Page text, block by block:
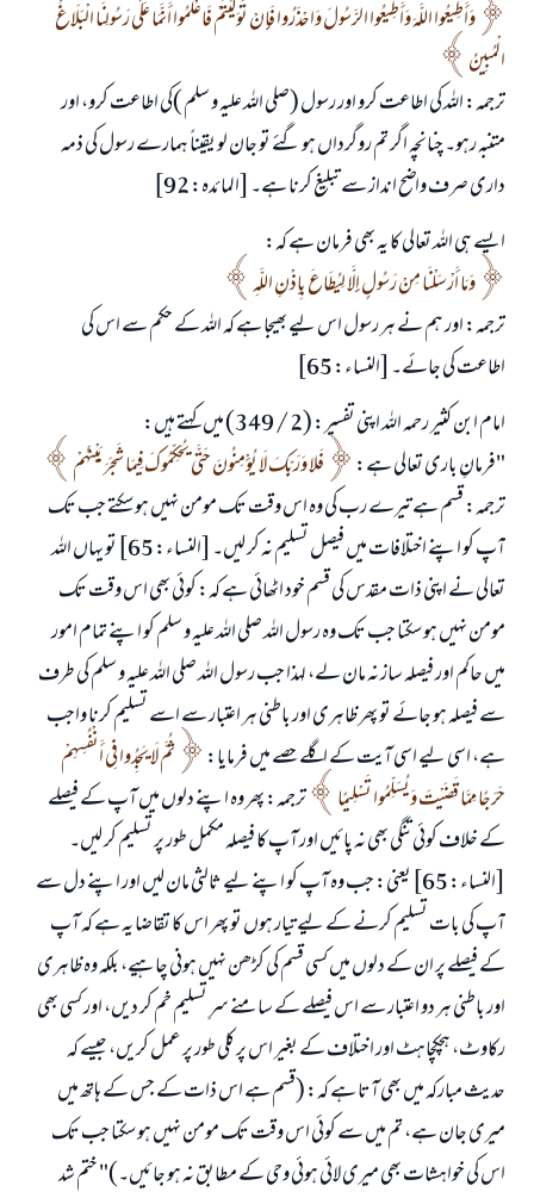
وَأَطِيعُوا اللَّهَ وَأَطِيعُوا الرَّسُولَ وَاحْذَرُوا فَإِنْ تَوَلَّيْتُمْ فَاعْلَمُوا أَنَّمَا عَلَى رَسُولِنَا الْبَلَاغُ
الْمُبِينُ
ترجمہ: اللہ کی اطاعت کرو اور رسول (صلی اللہ علیہ و سلم )کی اطاعت کرو، اور
متنبہ رہو۔ چنانچہ اگر تم روگرداں ہو گئے تو جان لو یقیناً ہمارے رسول کی ذمہ
داری صرف واضح انداز سے تبلیغ کرنا ہے۔ [المائدہ: 92]
ایسے ہی اللہ تعالی کا یہ بھی فرمان ہے کہ:
وَمَا أَرْسَلْنَا مِنْ رَسُولٍ إِلَّا لِيُطَاعَ بِإِذْنِ اللَّهِ
ترجمہ: اور ہم نے ہر رسول اس لیے بھیجا ہے کہ اللہ کے حکم سے اس کی
اطاعت کی جائے۔ [النساء: 65]
امام ابن کثیر رحمہ اللہ اپنی تفسیر: (2 / 349) میں کہتے ہیں:
"فرمانِ باری تعالی ہے:
فَلا وَرَبِّكَ لَا يُؤْمِنُونَ حَتَّى يُحَكِّمُوكَ فِيمَا شَجَرَ بَيْنَهُمْ
ترجمہ: قسم ہے تیرے رب کی وہ اس وقت تک مومن نہیں ہو سکتے جب تک
آپ کو اپنے اختلافات میں فیصل تسلیم نہ کر لیں۔ [النساء: 65] تو یہاں اللہ
تعالی نے اپنی ذات مقدس کی قسم خود اٹھائی ہے کہ: کوئی بھی اس وقت تک
مومن نہیں ہو سکتا جب تک وہ رسول اللہ صلی اللہ علیہ و سلم کو اپنے تمام امور
میں حاکم اور فیصلہ ساز نہ مان لے، لہذا جب رسول اللہ صلی اللہ علیہ و سلم کی طرف
سے فیصلہ ہو جائے تو پھر ظاہری اور باطنی ہر اعتبار سے اسے تسلیم کرنا واجب
ہے، اسی لیے اسی آیت کے اگلے حصے میں فرمایا:
ثُمَّ لَا يَجِدُوا فِي أَنْفُسِهِمْ
حَرَجًا مِمَّا قَضَيْتَ وَيُسَلِّمُوا تَسْلِيمًا
ترجمہ: پھر وہ اپنے دلوں میں آپ کے فیصلے
کے خلاف کوئی تنگی بھی نہ پائیں اور آپ کا فیصلہ مکمل طور پر تسلیم کر لیں۔
[النساء: 65] یعنی: جب وہ آپ کو اپنے لیے ثالثی مان لیں اور اپنے دل سے
آپ کی بات تسلیم کرنے کے لیے تیار ہوں تو پھر اس کا تقاضا یہ ہے کہ آپ
کے فیصلے پر ان کے دلوں میں کسی قسم کی کڑھن نہیں ہونی چاہیے، بلکہ وہ ظاہری
اور باطنی ہر دو اعتبار سے اس فیصلے کے سامنے سرِ تسلیم خم کر دیں، اور کسی بھی
رکاوٹ، ہچکچاہٹ اور اختلاف کے بغیر اس پر کلی طور پر عمل کریں، جیسے کہ
حدیث مبارکہ میں بھی آتا ہے کہ: (قسم ہے اس ذات کے جس کے ہاتھ میں
میری جان ہے، تم میں سے کوئی اس وقت تک مومن نہیں ہو سکتا جب تک
اس کی خواہشات بھی میری لائی ہوئی وحی کے مطابق نہ ہو جائیں۔)" ختم شد